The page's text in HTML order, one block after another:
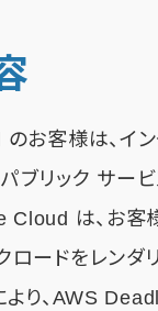
お客様は、イ
リック サービ
は、お客
ロードをレンダ
り、AWS